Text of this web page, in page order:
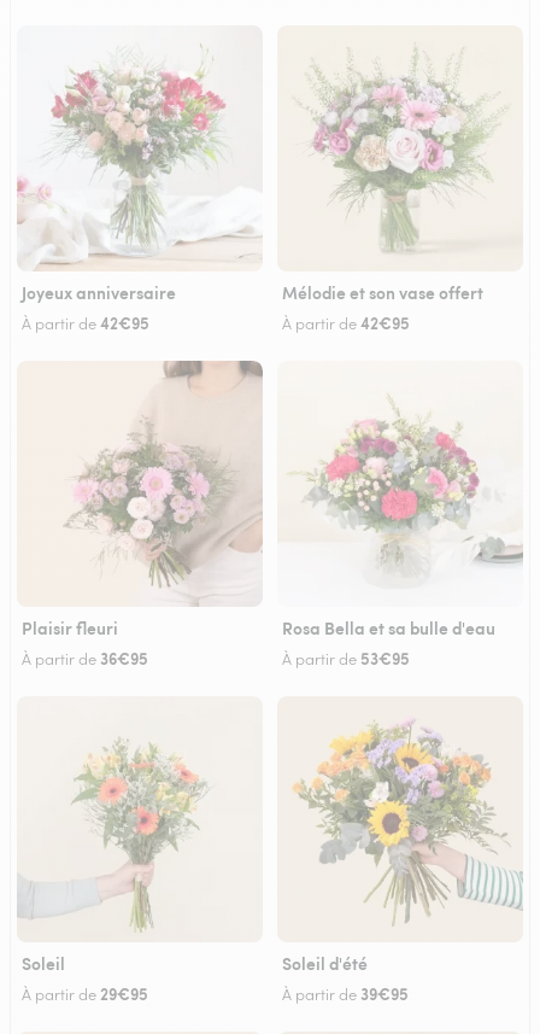
Joyeux anniversaire
À partir de42€95
Mélodie et son vase offert
À partir de42€95
Plaisir fleuri
À partir de 36€95
Rosa Bella et sa bulle d'eau
À partir de 53€95
Soleil
À partir de 29€95
Soleil d'été
À partir de 39€95